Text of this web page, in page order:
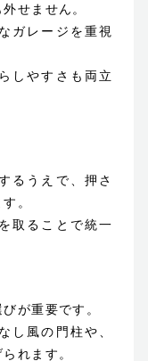
せません。
ガレージを重視
しやすさも両立
るうえで、押さ
。
取ることで統一
が重要です。
し風の門柱や、
れます。